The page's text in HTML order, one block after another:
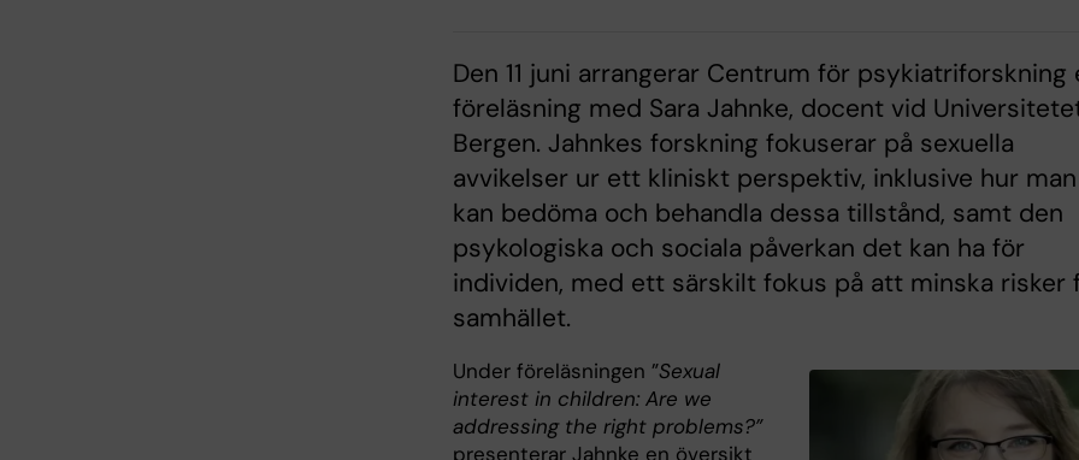
Den 11 juni arrangerar Centrum för psykiatriforskning
föreläsning med Sara Jahnke, docent vid
Bergen. Jahnkes forskning fokuserar på sexuella
avvikelser ur ett kliniskt perspektiv, inklusive hur man
kan bedöma och behandla dessa tillstånd, samt den
psykologiska och sociala påverkan det kan ha för
individen, med ett särskilt fokus på att minska risker
samhället.
Under föreläsningen ”Sexual
interest in children: Are we
addressing the right problems?”
presenterar Jahnke en översikt